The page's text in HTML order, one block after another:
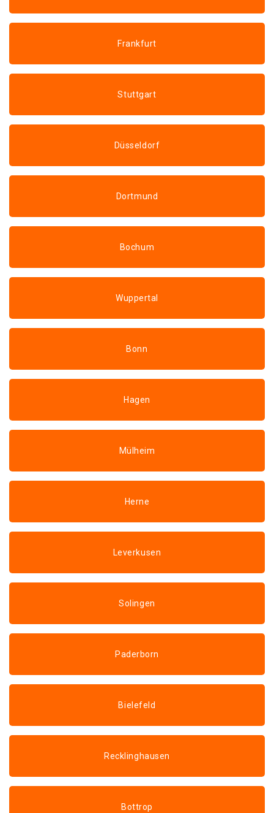
Frankfurt
Stuttgart
Düsseldorf
Dortmund
Bochum
Wuppertal
Bonn
Hagen
Mülheim
Herne
Leverkusen
Solingen
Paderborn
Bielefeld
Recklinghausen
Bottrop